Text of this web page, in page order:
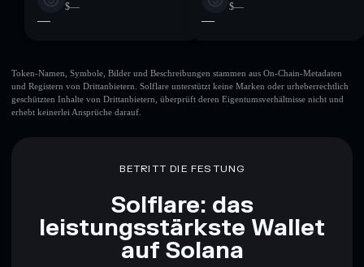
$—
—
$—
—
Token-Namen, Symbole, Bilder und Beschreibungen stammen aus On-Chain-Metadaten
und Registern von Drittanbietern. Solflare unterstützt keine Marken oder urheberrechtlich
geschützten Inhalte von Drittanbietern, überprüft deren Eigentumsverhältnisse nicht und
erhebt keinerlei Ansprüche darauf.
BETRITT DIE FESTUNG
Solflare: das
leistungsstärkste Wallet
auf Solana